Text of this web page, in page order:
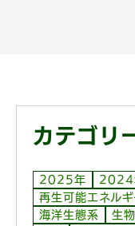
カテゴリ
2025年 2024
再生可能エネルギ
海洋生態系
生